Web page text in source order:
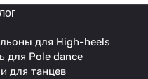
для High-heels
для Pole dance
для танцев